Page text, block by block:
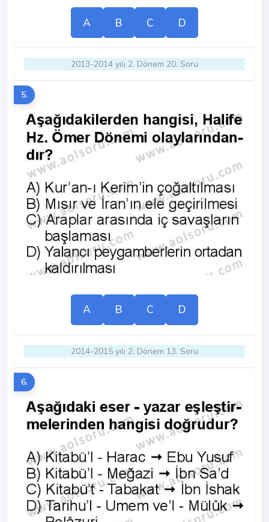
A B C D
2013-2014 yılı 2. Dönem 20. Soru
5.
A B C D
2014-2015 yılı 2. Dönem 13. Soru
6.